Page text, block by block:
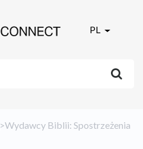
PL
​>​ Wydawcy Biblii: Spostrzeżenia